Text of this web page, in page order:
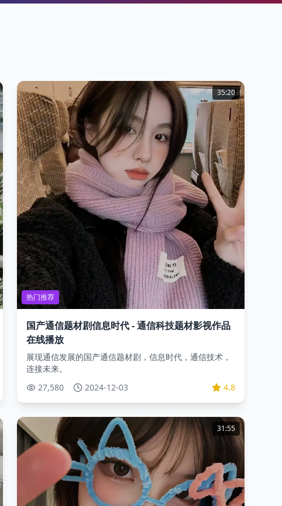
35:20
热门推荐
国产通信题材剧信息时代 - 通信科技题材影视作品
在线播放
展现通信发展的国产通信题材剧，信息时代，通信技术，
连接未来。
27,580
2024-12-03 4.8
31:55